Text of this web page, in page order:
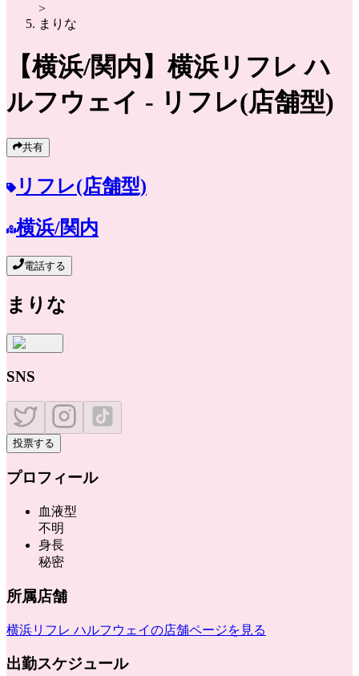
>
まりな
【横浜/関内】横浜リフレ ハ
ルフウェイ - リフレ(店舗型)
共有
リフレ(店舗型)
横浜/関内
電話する
まりな
SNS
投票する
プロフィール
血液型
不明
身長
秘密
所属店舗
横浜リフレ ハルフウェイの店舗ページを見る
出勤スケジュール